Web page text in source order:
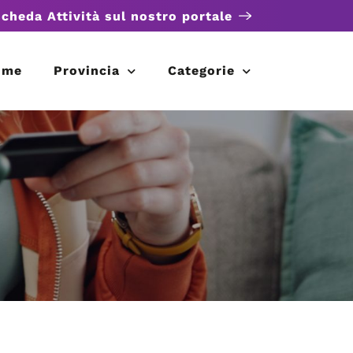
Attività sul nostro portale
Provincia Categorie